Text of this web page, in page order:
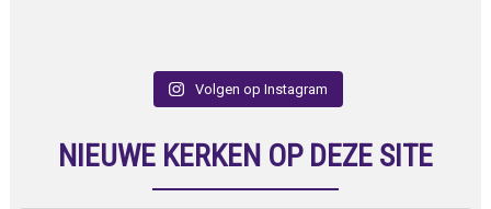
Volgen op Instagram
NIEUWE KERKEN OP DEZE SITE